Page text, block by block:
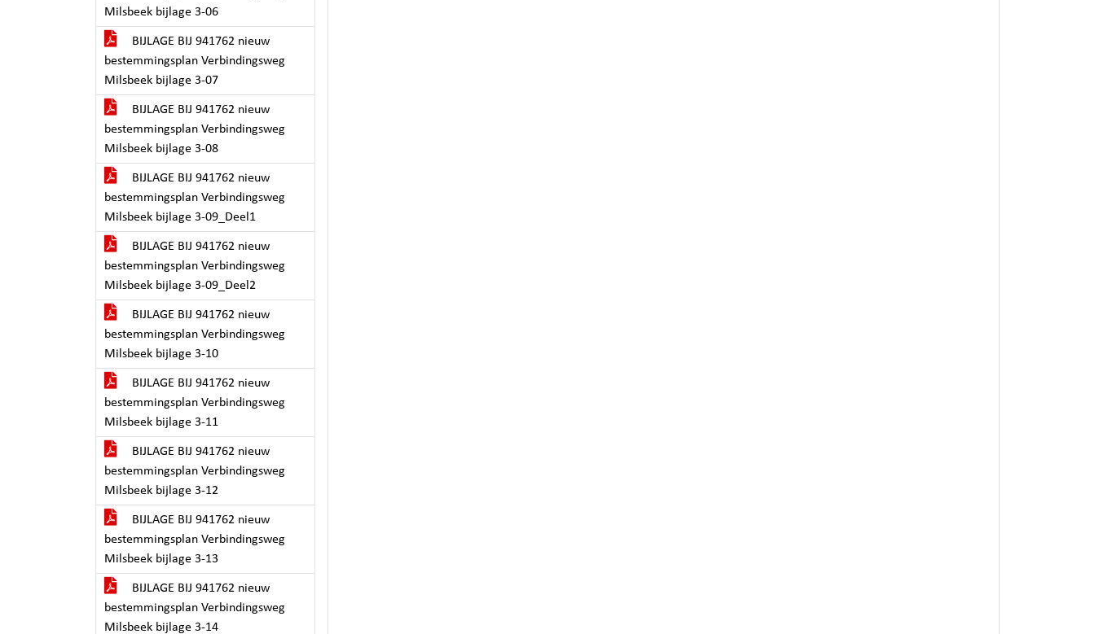
Milsbeek bijlage 3-06
BIJLAGE BIJ 941762 nieuw
bestemmingsplan Verbindingsweg
Milsbeek bijlage 3-07
BIJLAGE BIJ 941762 nieuw
bestemmingsplan Verbindingsweg
Milsbeek bijlage 3-08
BIJLAGE BIJ 941762 nieuw
bestemmingsplan Verbindingsweg
Milsbeek bijlage 3-09_Deel1
BIJLAGE BIJ 941762 nieuw
bestemmingsplan Verbindingsweg
Milsbeek bijlage 3-09_Deel2
BIJLAGE BIJ 941762 nieuw
bestemmingsplan Verbindingsweg
Milsbeek bijlage 3-10
BIJLAGE BIJ 941762 nieuw
bestemmingsplan Verbindingsweg
Milsbeek bijlage 3-11
BIJLAGE BIJ 941762 nieuw
bestemmingsplan Verbindingsweg
Milsbeek bijlage 3-12
BIJLAGE BIJ 941762 nieuw
bestemmingsplan Verbindingsweg
Milsbeek bijlage 3-13
BIJLAGE BIJ 941762 nieuw
bestemmingsplan Verbindingsweg
Milsbeek bijlage 3-14